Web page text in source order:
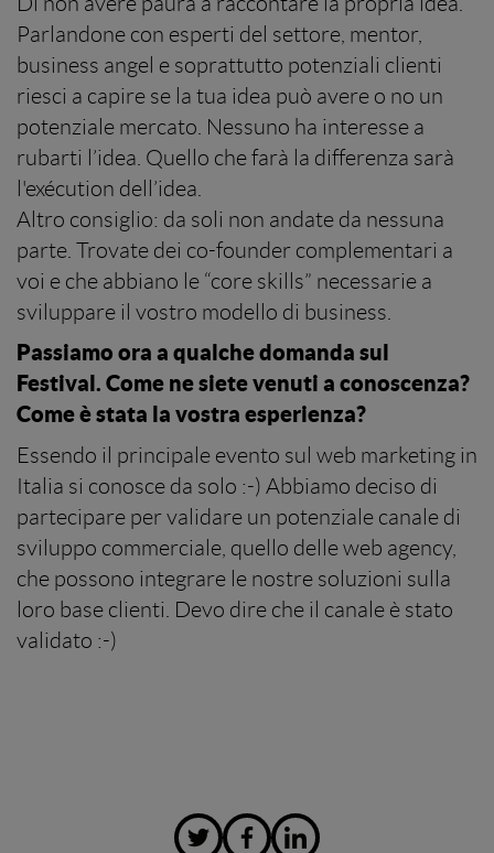
Parlandone con esperti del settore, mentor,
business angel e soprattutto potenziali clienti
riesci a capire se la tua idea può avere o no un
potenziale mercato. Nessuno ha interesse a
rubarti l’idea. Quello che farà la differenza sarà
l'exécution dell’idea.
Altro consiglio: da soli non andate da nessuna
parte. Trovate dei co-founder complementari a
voi e che abbiano le “core skills” necessarie a
sviluppare il vostro modello di business.
Passiamo ora a qualche domanda sul
Festival. Come ne siete venuti a conoscenza?
Come è stata la vostra esperienza?
Essendo il principale evento sul web marketing in
Italia si conosce da solo :-) Abbiamo deciso di
partecipare per validare un potenziale canale di
sviluppo commerciale, quello delle web agency,
che possono integrare le nostre soluzioni sulla
loro base clienti. Devo dire che il canale è stato
validato :-)